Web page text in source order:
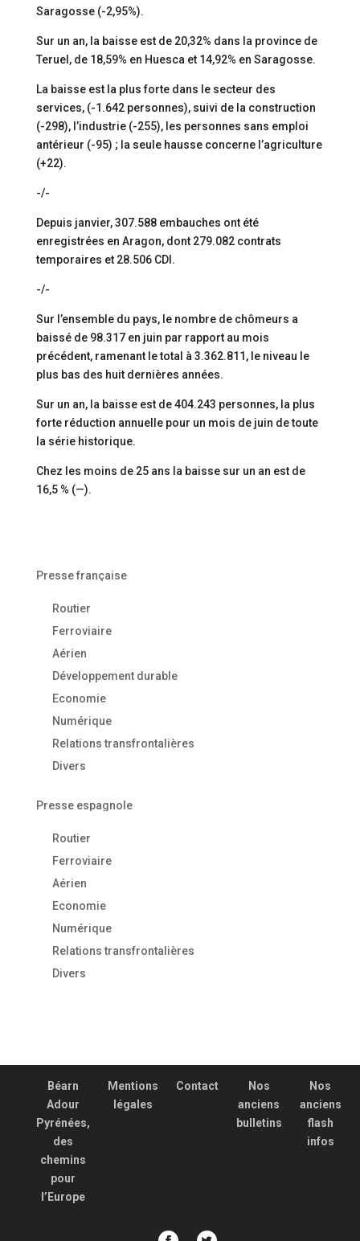
Saragosse (-2,95%).
Sur un an, la baisse est de 20,32% dans la province de
Teruel, de 18,59% en Huesca et 14,92% en Saragosse.
La baisse est la plus forte dans le secteur des
services, (-1.642 personnes), suivi de la construction
(-298), l’industrie (-255), les personnes sans emploi
antérieur (-95) ; la seule hausse concerne l’agriculture
(+22).
-/-
Depuis janvier, 307.588 embauches ont été
enregistrées en Aragon, dont 279.082 contrats
temporaires et 28.506 CDI.
-/-
Sur l’ensemble du pays, le nombre de chômeurs a
baissé de 98.317 en juin par rapport au mois
précédent, ramenant le total à 3.362.811, le niveau le
plus bas des huit dernières années.
Sur un an, la baisse est de 404.243 personnes, la plus
forte réduction annuelle pour un mois de juin de toute
la série historique.
Chez les moins de 25 ans la baisse sur un an est de
16,5 % (—).
Presse française
Routier
Ferroviaire
Aérien
Développement durable
Economie
Numérique
Relations transfrontalières
Divers
Presse espagnole
Routier
Ferroviaire
Aérien
Economie
Numérique
Relations transfrontalières
Divers
Béarn
Adour
Pyrénées,
des
chemins
pour
l’Europe
Mentions
légales
Contact
Nos
anciens
bulletins
Nos
anciens
flash
infos